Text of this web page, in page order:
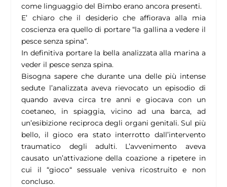
come linguaggio del Bimbo erano ancora presenti.
E’ chiaro che il desiderio che affiorava alla mia
coscienza era quello di portare “la gallina a vedere il
pesce senza spina“.
In definitiva portare la bella analizzata alla marina a
veder il pesce senza spina.
Bisogna sapere che durante una delle più intense
sedute l’analizzata aveva rievocato un episodio di
quando aveva circa tre anni e giocava con un
coetaneo, in spiaggia, vicino ad una barca, ad
un’esibizione reciproca degli organi genitali. Sul più
bello, il gioco era stato interrotto dall’intervento
traumatico degli adulti. L’avvenimento aveva
causato un’attivazione della coazione a ripetere in
cui il “gioco“ sessuale veniva ricostruito e non
concluso.